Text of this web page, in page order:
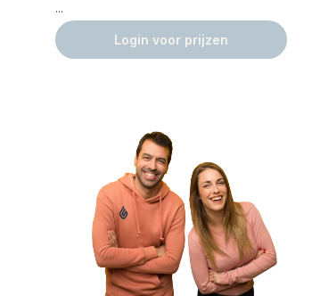
...
Login voor prijzen